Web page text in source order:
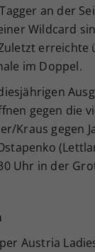
an der
Wildcard
erreichte
im Doppel.
gegen die
Kraus gegen
Uhr in der
Austria